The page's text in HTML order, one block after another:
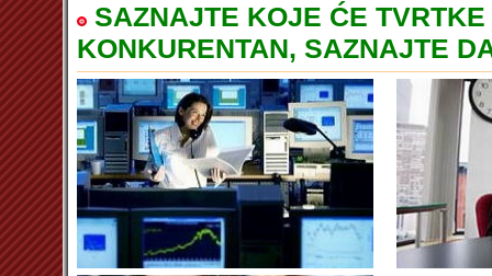
SAZNAJTE KOJE ĆE
KONKURENTAN, SAZNAJTE